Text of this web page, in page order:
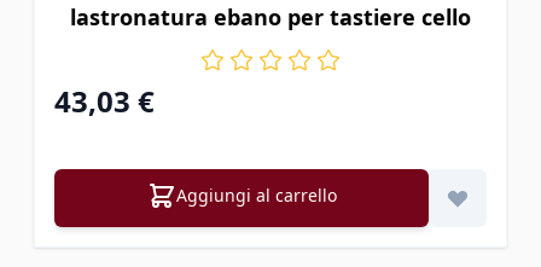
lastronatura ebano per tastiere cello
43,03 €
Aggiungi al carrello